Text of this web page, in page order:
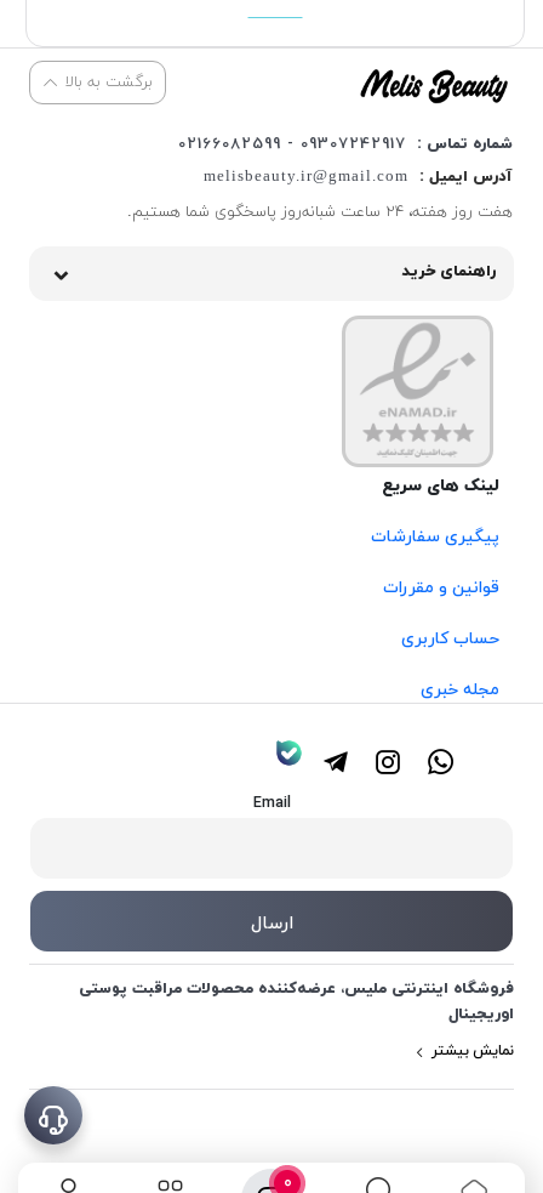
0
برگشت به بالا
شماره تماس :
09307242917 - 02166082599
آدرس ایمیل :
melisbeauty.ir@gmail.com
هفت روز هفته، ۲۴ ساعت شبانه‌روز پاسخگوی شما هستیم.
راهنمای خرید
لینک های سریع
پیگیری سفارشات
قوانین و مقررات
حساب کاربری
مجله خبری
Email
فروشگاه اینترنتی ملیس، عرضه‌کننده محصولات مراقبت پوستی
اوریجینال
نمایش بیشتر